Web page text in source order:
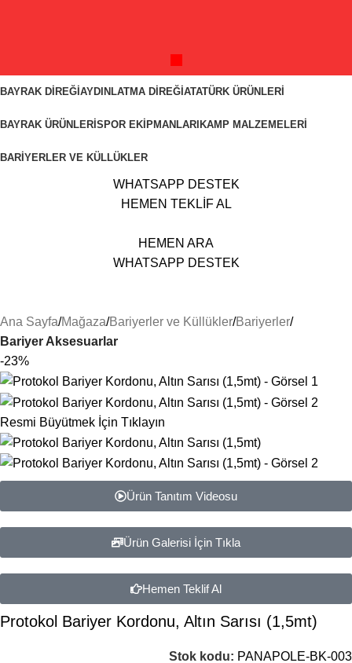
BAYRAK DIREĞI AYDINLATMA DIREĞI ATATÜRK ÜRÜNLERI
BAYRAK ÜRÜNLERI SPOR EKIPMANLARI KAMP MALZEMELERI
BARIYERLER VE KÜLLÜKLER
WHATSAPP DESTEK
HEMEN TEKLİF AL
HEMEN ARA
WHATSAPP DESTEK
Ana Sayfa Mağaza Bariyerler ve Küllükler Bariyerler
Bariyer Aksesuarlar
-23%
Resmi Büyütmek İçin Tıklayın
Ürün Tanıtım Videosu
Ürün Galerisi İçin Tıkla
Hemen Teklif Al
Protokol Bariyer Kordonu, Altın Sarısı (1,5mt)
Stok kodu: PANAPOLE-BK-003